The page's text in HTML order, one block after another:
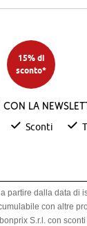
15% di
sconto*
con la
Sconti
partire dalla data di
con altre
S.r.l. con